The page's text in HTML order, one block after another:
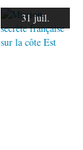
31 juil.